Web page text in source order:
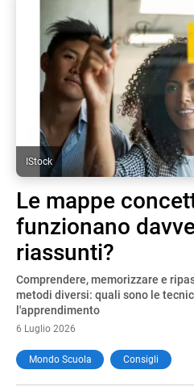
IStock
Le mappe
funzionano
riassunti?
Comprendere, memorizzare e
metodi diversi: quali sono le
l'apprendimento
6 Luglio 2026
Mondo Scuola Consigli